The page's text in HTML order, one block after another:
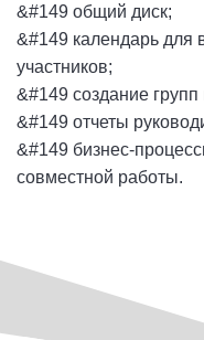
&#149 общий диск;
&#149 календарь для
участников;
&#149 создание
&#149 отчеты
&#149 бизнес-
совместной работы.